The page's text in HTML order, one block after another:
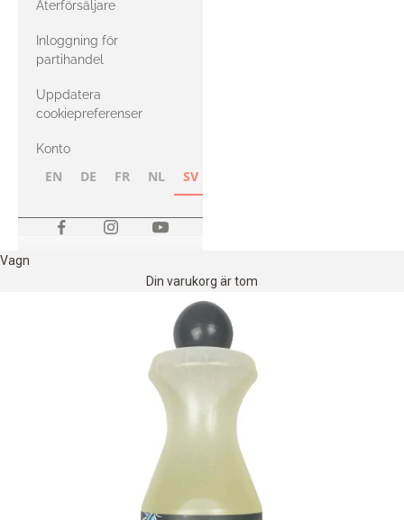
med Heavy
Merino
Återförsäljare
Inloggning för
partihandel
Uppdatera
cookiepreferenser
Konto
EN DE FR NL SV
Vagn
Din varukorg är tom